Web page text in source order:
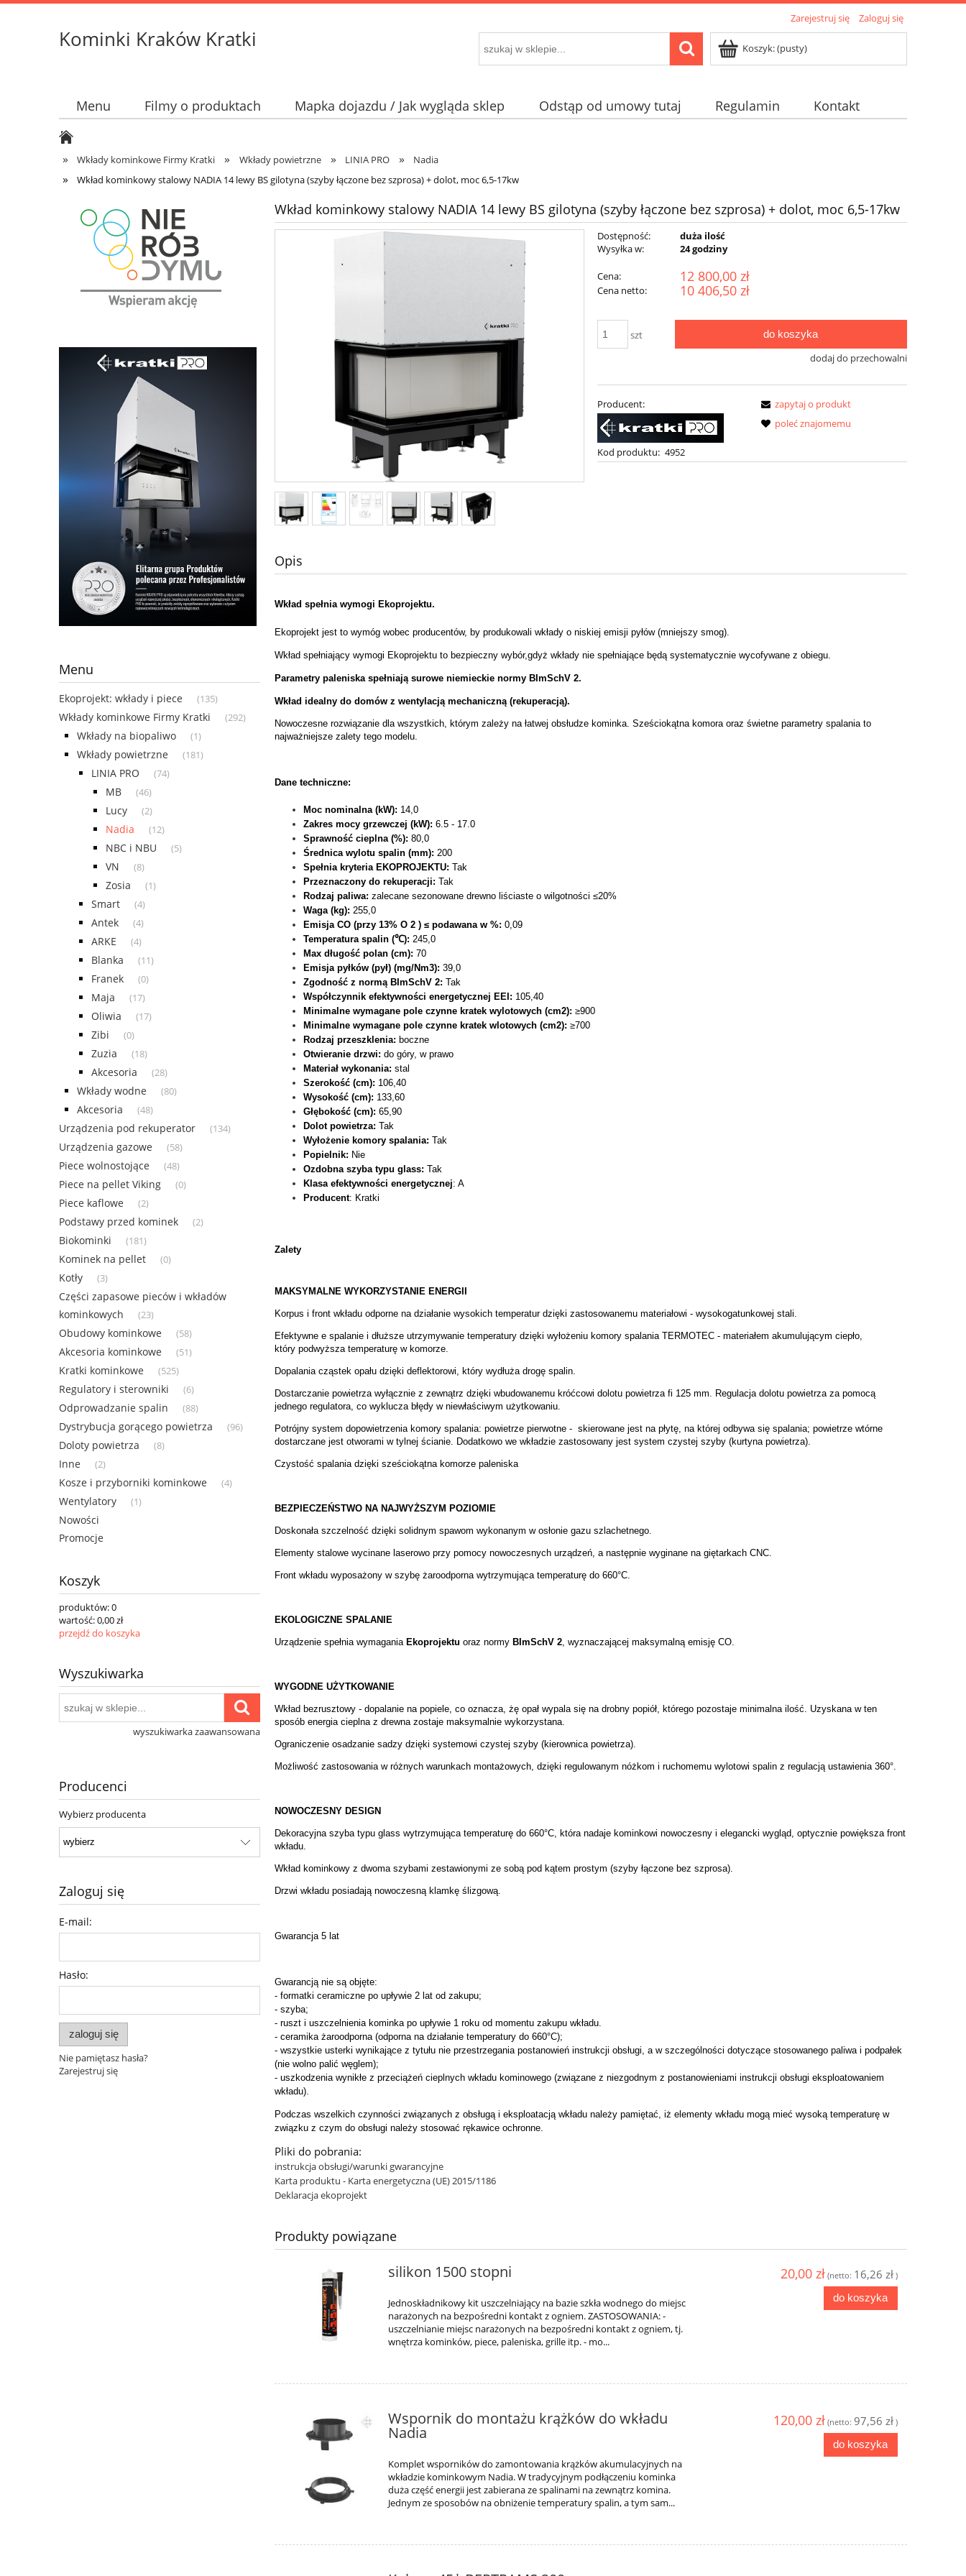
Zarejestruj się Zaloguj się
Kominki Kraków Kratki Koszyk:(pusty)
Menu Filmy o produktach Mapka dojazdu / Jak wygląda sklep Odstąp od umowy tutaj Regulamin Kontakt
» Wkłady kominkowe Firmy Kratki » Wkłady powietrzne » LINIA PRO » Nadia
» Wkład kominkowy stalowy NADIA 14 lewy BS gilotyna (szyby łączone bez szprosa) + dolot, moc 6,5-17kw
Menu
Ekoprojekt: wkłady i piece (135)
Wkłady kominkowe Firmy Kratki (292)
Wkłady na biopaliwo (1)
Wkłady powietrzne (181)
LINIA PRO (74)
MB (46)
Lucy (2)
Nadia (12)
NBC i NBU (5)
VN (8)
Zosia (1)
Smart (4)
Antek (4)
ARKE (4)
Blanka (11)
Franek (0)
Maja (17)
Oliwia (17)
Zibi (0)
Zuzia (18)
Akcesoria (28)
Wkłady wodne (80)
Akcesoria (48)
Urządzenia pod rekuperator (134)
Urządzenia gazowe (58)
Piece wolnostojące (48)
Piece na pellet Viking (0)
Piece kaflowe (2)
Podstawy przed kominek (2)
Biokominki (181)
Kominek na pellet (0)
Kotły (3)
Części zapasowe pieców i wkładów
kominkowych
(23)
Obudowy kominkowe (58)
Akcesoria kominkowe (51)
Kratki kominkowe (525)
Regulatory i sterowniki (6)
Odprowadzanie spalin (88)
Dystrybucja gorącego powietrza (96)
Doloty powietrza (8)
Inne (2)
Kosze i przyborniki kominkowe (4)
Wentylatory (1)
Nowości
Promocje
Koszyk
produktów:0
wartość:0,00 zł
przejdź do koszyka
Wyszukiwarka
wyszukiwarka zaawansowana
Producenci
Wybierz producenta
Zaloguj się
E-mail:
Hasło:
zaloguj się
Nie pamiętasz hasła?
Zarejestruj się
Wkład kominkowy stalowy NADIA 14 lewy BS gilotyna (szyby łączone bez szprosa) + dolot, moc 6,5-17kw
Dostępność:
duża ilość
Wysyłka w:
24 godziny
Cena: 12 800,00 zł
Cena netto: 10 406,50 zł
szt do koszyka
dodaj do przechowalni
Producent:
Kod produktu: 4952
zapytaj o produkt
poleć znajomemu
Opis
Wkład spełnia wymogi Ekoprojektu.
Ekoprojekt jest to wymóg wobec producentów, by produkowali wkłady o niskiej emisji pyłów (mniejszy smog).
Wkład spełniający wymogi Ekoprojektu to bezpieczny wybór,gdyż wkłady nie spełniające będą systematycznie wycofywane z obiegu.
Parametry paleniska spełniają surowe niemieckie normy BImSchV 2.
Wkład idealny do domów z wentylacją mechaniczną (rekuperacją).
Nowoczesne rozwiązanie dla wszystkich, którym zależy na łatwej obsłudze kominka. Sześciokątna komora oraz świetne parametry spalania to
najważniejsze zalety tego modelu.
Dane techniczne:
Moc nominalna (kW): 14,0
Zakres mocy grzewczej (kW): 6.5 - 17.0
Sprawność cieplna (%): 80,0
Średnica wylotu spalin (mm): 200
Spełnia kryteria EKOPROJEKTU: Tak
Przeznaczony do rekuperacji: Tak
Rodzaj paliwa: zalecane sezonowane drewno liściaste o wilgotności ≤20%
Waga (kg): 255,0
Emisja CO (przy 13% O 2 ) ≤ podawana w %: 0,09
Temperatura spalin (℃): 245,0
Max długość polan (cm): 70
Emisja pyłków (pył) (mg/Nm3): 39,0
Zgodność z normą BImSchV 2: Tak
Współczynnik efektywności energetycznej EEI: 105,40
Minimalne wymagane pole czynne kratek wylotowych (cm2): ≥900
Minimalne wymagane pole czynne kratek wlotowych (cm2): ≥700
Rodzaj przeszklenia: boczne
Otwieranie drzwi: do góry, w prawo
Materiał wykonania: stal
Szerokość (cm): 106,40
Wysokość (cm): 133,60
Głębokość (cm): 65,90
Dolot powietrza: Tak
Wyłożenie komory spalania: Tak
Popielnik: Nie
Ozdobna szyba typu glass: Tak
Klasa efektywności energetycznej: A
Producent: Kratki
Zalety
MAKSYMALNE WYKORZYSTANIE ENERGII
Korpus i front wkładu odporne na działanie wysokich temperatur dzięki zastosowanemu materiałowi - wysokogatunkowej stali.
Efektywne e spalanie i dłuższe utrzymywanie temperatury dzięki wyłożeniu komory spalania TERMOTEC - materiałem akumulującym ciepło,
który podwyższa temperaturę w komorze.
Dopalania cząstek opału dzięki deflektorowi, który wydłuża drogę spalin.
Dostarczanie powietrza wyłącznie z zewnątrz dzięki wbudowanemu króćcowi dolotu powietrza fi 125 mm. Regulacja dolotu powietrza za pomocą
jednego regulatora, co wyklucza błędy w niewłaściwym użytkowaniu.
Potrójny system dopowietrzenia komory spalania: powietrze pierwotne - skierowane jest na płytę, na której odbywa się spalania; powietrze wtórne
dostarczane jest otworami w tylnej ścianie. Dodatkowo we wkładzie zastosowany jest system czystej szyby (kurtyna powietrza).
Czystość spalania dzięki sześciokątna komorze paleniska
BEZPIECZEŃSTWO NA NAJWYŻSZYM POZIOMIE
Doskonała szczelność dzięki solidnym spawom wykonanym w osłonie gazu szlachetnego.
Elementy stalowe wycinane laserowo przy pomocy nowoczesnych urządzeń, a następnie wyginane na giętarkach CNC.
Front wkładu wyposażony w szybę żaroodporna wytrzymująca temperaturę do 660°C.
EKOLOGICZNE SPALANIE
Urządzenie spełnia wymagania Ekoprojektu oraz normy BImSchV 2 , wyznaczającej maksymalną emisję CO.
WYGODNE UŻYTKOWANIE
Wkład bezrusztowy - dopalanie na popiele, co oznacza, żę opał wypala się na drobny popiół, którego pozostaje minimalna ilość. Uzyskana w ten
sposób energia cieplna z drewna zostaje maksymalnie wykorzystana.
Ograniczenie osadzanie sadzy dzięki systemowi czystej szyby (kierownica powietrza).
Możliwość zastosowania w różnych warunkach montażowych, dzięki regulowanym nóżkom i ruchomemu wylotowi spalin z regulacją ustawienia 360°.
NOWOCZESNY DESIGN
Dekoracyjna szyba typu glass wytrzymująca temperaturę do 660°C, która nadaje kominkowi nowoczesny i elegancki wygląd, optycznie powiększa front
wkładu.
Wkład kominkowy z dwoma szybami zestawionymi ze sobą pod kątem prostym (szyby łączone bez szprosa).
Drzwi wkładu posiadają nowoczesną klamkę ślizgową.
Gwarancja 5 lat
Gwarancją nie są objęte:
- formatki ceramiczne po upływie 2 lat od zakupu;
- szyba;
- ruszt i uszczelnienia kominka po upływie 1 roku od momentu zakupu wkładu.
- ceramika żaroodporna (odporna na działanie temperatury do 660°C);
- wszystkie usterki wynikające z tytułu nie przestrzegania postanowień instrukcji obsługi, a w szczególności dotyczące stosowanego paliwa i podpałek
(nie wolno palić węglem);
- uszkodzenia wynikłe z przeciążeń cieplnych wkładu kominowego (związane z niezgodnym z postanowieniami instrukcji obsługi eksploatowaniem
wkładu).
Podczas wszelkich czynności związanych z obsługą i eksploatacją wkładu należy pamiętać, iż elementy wkładu mogą mieć wysoką temperaturę w
związku z czym do obsługi należy stosować rękawice ochronne.
Pliki do pobrania:
instrukcja obsługi/warunki gwarancyjne
Karta produktu - Karta energetyczna (UE) 2015/1186
Deklaracja ekoprojekt
Produkty powiązane
silikon 1500 stopni
Jednoskładnikowy kit uszczelniający na bazie szkła wodnego do miejsc
narażonych na bezpośredni kontakt z ogniem. ZASTOSOWANIA: -
uszczelnianie miejsc narażonych na bezpośredni kontakt z ogniem, tj.
wnętrza kominków, piece, paleniska, grille itp. - mo...
20,00 zł (netto: 16,26 zł)
do koszyka
Wspornik do montażu krążków do wkładu
Nadia
Komplet wsporników do zamontowania krążków akumulacyjnych na
wkładzie kominkowym Nadia. W tradycyjnym podłączeniu kominka
duża część energii jest zabierana ze spalinami na zewnątrz komina.
Jednym ze sposobów na obniżenie temperatury spalin, a tym sam...
120,00 zł (netto: 97,56 zł)
do koszyka